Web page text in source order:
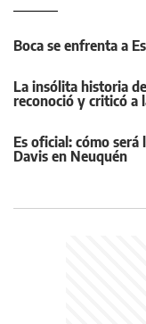
Boca se enfrenta a
La insólita historia
reconoció y criticó a
Es oficial: cómo será
Davis en Neuquén